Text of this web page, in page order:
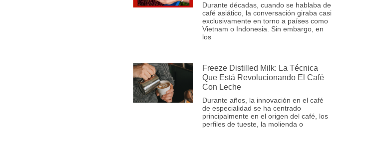
Durante décadas, cuando se hablaba de
café asiático, la conversación giraba casi
exclusivamente en torno a países como
Vietnam o Indonesia. Sin embargo, en
los
Freeze Distilled Milk: La Técnica
Que Está Revolucionando El Café
Con Leche
Durante años, la innovación en el café
de especialidad se ha centrado
principalmente en el origen del café, los
perfiles de tueste, la molienda o